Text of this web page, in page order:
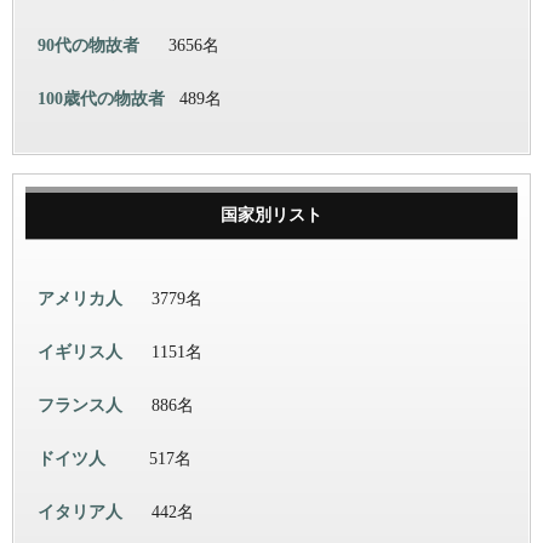
90代の物故者 3656名
100歳代の物故者 489名
国家別リスト
アメリカ人 3779名
イギリス人 1151名
フランス人 886名
ドイツ人 517名
イタリア人 442名